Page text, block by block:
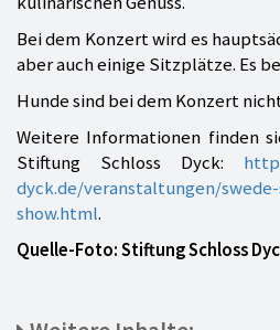
Bei dem Konzert wird es
aber auch einige Sitzplätze. Es
Hunde sind bei dem Konzert
Weitere Informationen finden
Stiftung Schloss Dyck:
dyck.de/veranstaltungen/
show.html.
Quelle-Foto: Stiftung Schloss